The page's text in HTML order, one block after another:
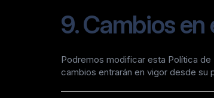
9. Cambios
Podremos modificar esta Política
cambios entrarán en vigor desde su